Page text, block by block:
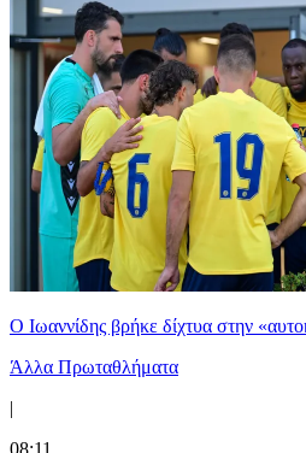
Ο Ιωαννίδης βρήκε δίχτυα στην
Άλλα Πρωταθλήματα
|
08:11